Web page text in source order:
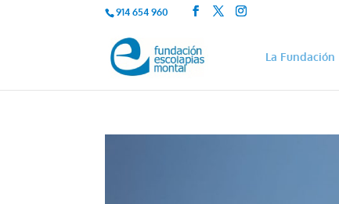
914 654 960
La Fundación